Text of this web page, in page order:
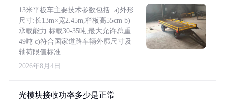
13米平板车主要技术参数包括: a)外形
尺寸:长13m×宽2.45m,栏板高55cm b)
承载能力:标载30-35吨,最大允许总重
49吨 c)符合国家道路车辆外廓尺寸及
轴荷限值标准
2026年8月4日
光模块接收功率多少是正常